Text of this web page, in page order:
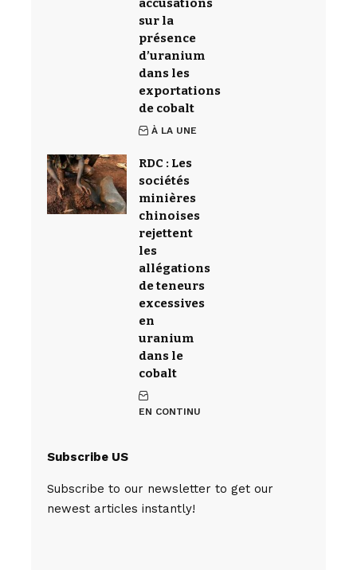
accusations
sur la
présence
d’uranium
dans les
exportations
de cobalt
À LA UNE
RDC : Les
sociétés
minières
chinoises
rejettent
les
allégations
de teneurs
excessives
en
uranium
dans le
cobalt
EN CONTINU
Subscribe US
Subscribe to our newsletter to get our
newest articles instantly!